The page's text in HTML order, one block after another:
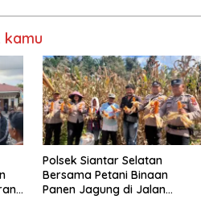
kamu
Polsek Siantar Selatan
Bersama Petani Binaan
Panen Jagung di Jalan